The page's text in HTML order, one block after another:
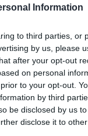
Information
to third parties, or
by us, please
after your opt-out
on personal
to your opt-out.
by third
be disclosed by us
disclose it to